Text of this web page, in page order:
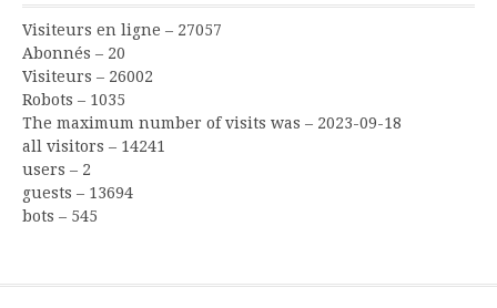
Visiteurs en ligne – 27057
Abonnés – 20
Visiteurs – 26002
Robots – 1035
The maximum number of visits was – 2023-09-18
all visitors – 14241
users – 2
guests – 13694
bots – 545